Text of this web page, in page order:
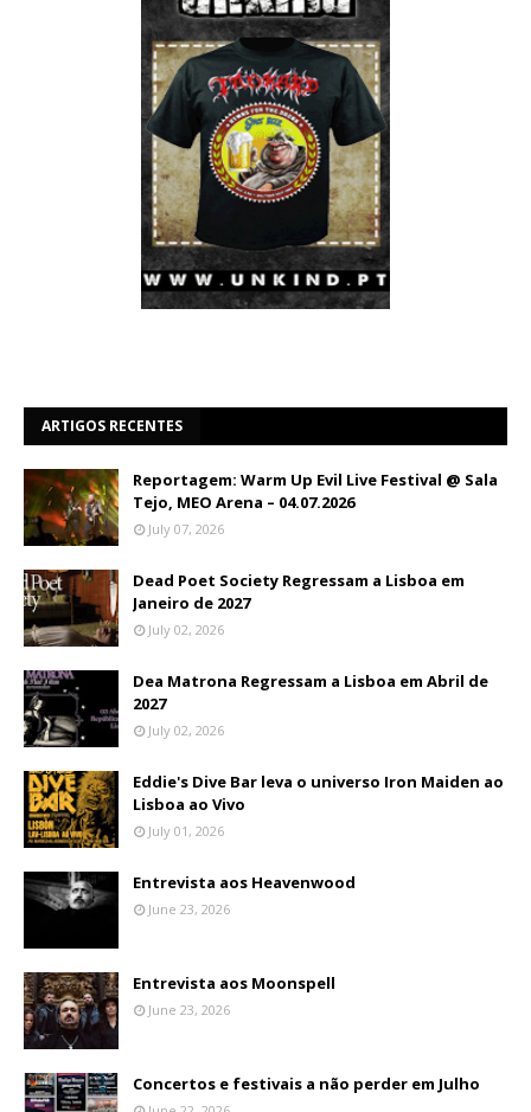
ARTIGOS RECENTES
Reportagem: Warm Up Evil Live Festival @ Sala
Tejo, MEO Arena – 04.07.2026
July 07, 2026
Dead Poet Society Regressam a Lisboa em
Janeiro de 2027
July 02, 2026
Dea Matrona Regressam a Lisboa em Abril de
2027
July 02, 2026
Eddie's Dive Bar leva o universo Iron Maiden ao
Lisboa ao Vivo
July 01, 2026
Entrevista aos Heavenwood
June 23, 2026
Entrevista aos Moonspell
June 23, 2026
Concertos e festivais a não perder em Julho